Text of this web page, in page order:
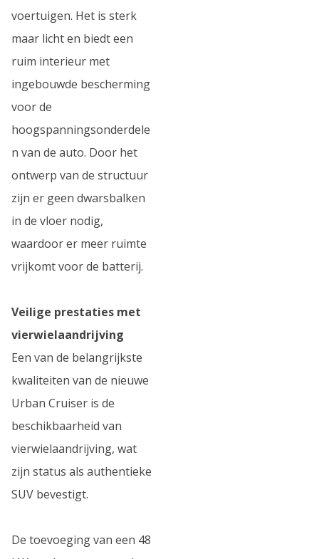
voertuigen. Het is sterk
maar licht en biedt een
ruim interieur met
ingebouwde bescherming
voor de
hoogspanningsonderdele
n van de auto. Door het
ontwerp van de structuur
zijn er geen dwarsbalken
in de vloer nodig,
waardoor er meer ruimte
vrijkomt voor de batterij.
Veilige prestaties met
vierwielaandrijving
Een van de belangrijkste
kwaliteiten van de nieuwe
Urban Cruiser is de
beschikbaarheid van
vierwielaandrijving, wat
zijn status als authentieke
SUV bevestigt.
De toevoeging van een 48